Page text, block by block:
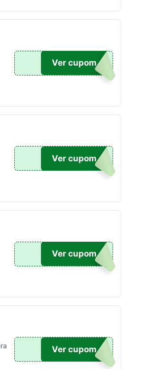
UPOM
Ver cupom
OM20
Ver cupom
UPOM
Ver cupom
10
Ver cupom